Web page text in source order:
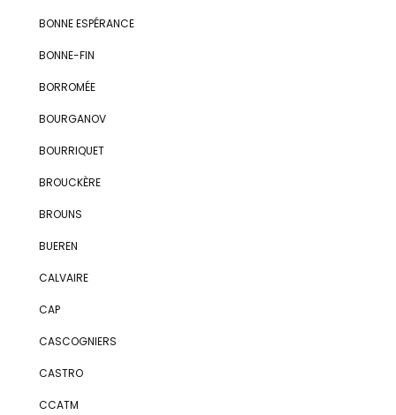
BONNE ESPÉRANCE
BONNE-FIN
BORROMÉE
BOURGANOV
BOURRIQUET
BROUCKÈRE
BROUNS
BUEREN
CALVAIRE
CAP
CASCOGNIERS
CASTRO
CCATM